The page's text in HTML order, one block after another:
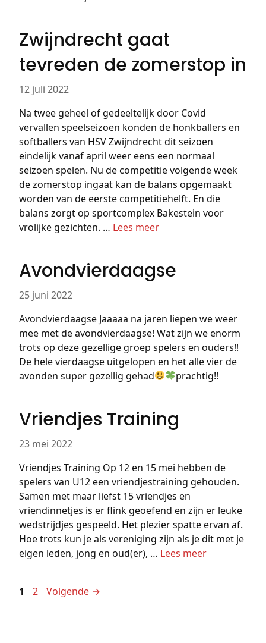
Zwijndrecht gaat
tevreden de zomerstop in
12 juli 2022
Na twee geheel of gedeeltelijk door Covid
vervallen speelseizoen konden de honkballers en
softballers van HSV Zwijndrecht dit seizoen
eindelijk vanaf april weer eens een normaal
seizoen spelen. Nu de competitie volgende week
de zomerstop ingaat kan de balans opgemaakt
worden van de eerste competitiehelft. En die
balans zorgt op sportcomplex Bakestein voor
vrolijke gezichten. … Lees meer
Avondvierdaagse
25 juni 2022
Avondvierdaagse Jaaaaa na jaren liepen we weer
mee met de avondvierdaagse! Wat zijn we enorm
trots op deze gezellige groep spelers en ouders!!
De hele vierdaagse uitgelopen en het alle vier de
avonden super gezellig gehad
prachtig!!
Vriendjes Training
23 mei 2022
Vriendjes Training Op 12 en 15 mei hebben de
spelers van U12 een vriendjestraining gehouden.
Samen met maar liefst 15 vriendjes en
vriendinnetjes is er flink geoefend en zijn er leuke
wedstrijdjes gespeeld. Het plezier spatte ervan af.
Hoe trots kun je als vereniging zijn als je dit met je
eigen leden, jong en oud(er), … Lees meer
Pagina
1 Pagina
2 Volgende →